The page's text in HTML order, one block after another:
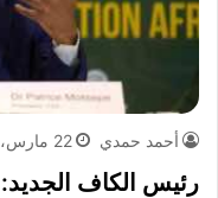
أحمد حمدي 22 مارس، 2025
رئيس الكاف